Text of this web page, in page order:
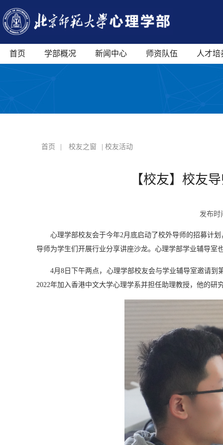
首页 学部概况 新闻中心 师资队伍 人才培
首页 校友之窗 | 校友活动
【校友】校友
发布
心理学部校友会于今年2月底启动了校外导师的招募计
导师为学生们开展行业分享讲座沙龙。 心理学部学业辅导室
4月8日下午两点， 心理学部校友会与学业辅导室邀请到
2022年加入香港中文大学心理学系并担任助理教授，他的